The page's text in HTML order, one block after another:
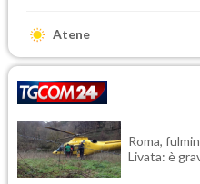
Atene
Roma,
Livata: è